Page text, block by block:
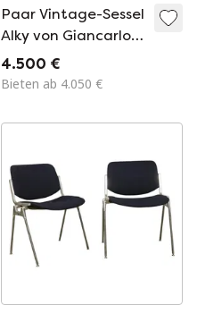
Paar Vintage-Sessel
Alky von Giancarlo
Piretti für Artifort,
1970
4.500 €
Bieten ab 4.050 €